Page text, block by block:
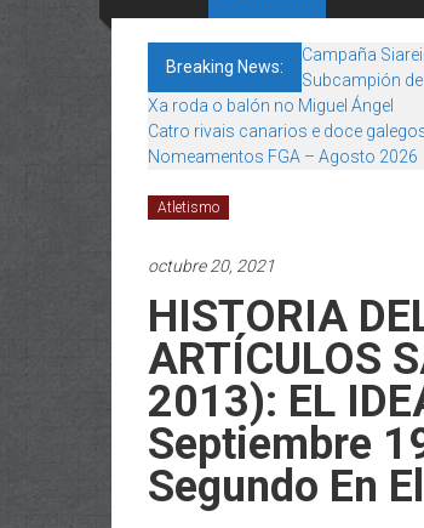
Breaking News:
Campaña
Subcampión
Xa roda o balón no Miguel Ángel
Catro rivais canarios e doce
Nomeamentos FGA – Agosto 2026
Atletismo
octubre 20, 2021
HISTORIA
ARTÍCULOS
2013): EL
Septiembre
Segundo En